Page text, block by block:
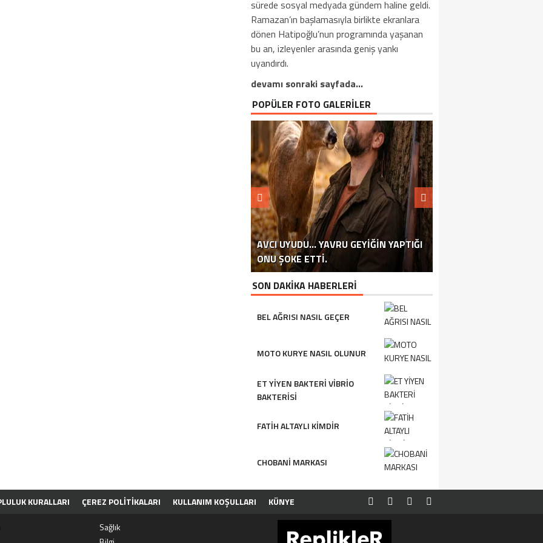
sürede sosyal medyada gündem haline geldi.
Ramazan’ın başlamasıyla birlikte ekranlara
dönen Hatipoğlu’nun programında yaşanan
bu an, izleyenler arasında geniş yankı
uyandırdı.
devamı sonraki sayfada…
POPÜLER FOTO GALERİLER
AVCI UYUDU… YAVRU GEYIĞIN YAPTIĞI
ONU ŞOKE ETTI.
RÜYADA EVDEN KAÇMANIN ANLAMI
EGE SULARINA UÇAK DÜŞTÜ
ASTROLOG TEK TEK AÇIKLADI
ERDOĞAN AKTARDI BIZZAT
EMEKLILIK HAYALI KURANLARA MÜJDE!
TÜRKIYE’DE 13 YILDIR İKAMET
EDIYORDU
BU YÖNTEMLE EMEKLI MAAŞINIZI
ARTIRABILIRSINIZ!
YAVAŞ AÇIKLADI
ÇARPICI VERILER.
SON DAKİKA HABERLERİ
BEL AĞRISI NASIL GEÇER
MOTO KURYE NASIL OLUNUR
ET YIYEN BAKTERI VIBRIO
BAKTERISI
FATIH ALTAYLI KIMDIR
CHOBANI MARKASI
KURALLARI ÇEREZ POLITIKALARI KULLANIM KOŞULLARI
KÜNYE
Sağlık